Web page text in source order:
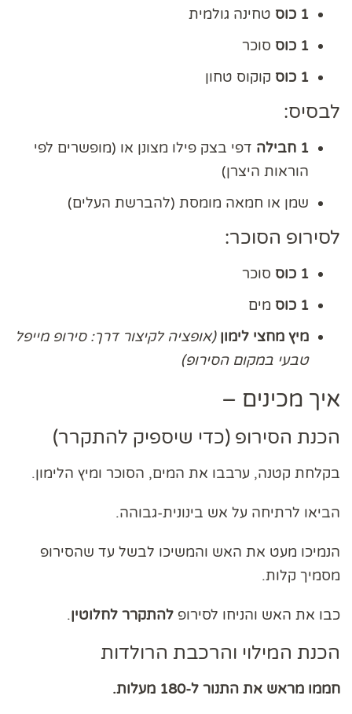
1 כוס
טחינה גולמית
1 כוס
סוכר
1 כוס
קוקוס טחון
לבסיס:
1 חבילה
דפי בצק פילו מצונן או (מופשרים לפי
הוראות היצרן)
שמן או חמאה מומסת (להברשת העלים)
לסירופ הסוכר:
1 כוס
סוכר
1 כוס
מים
מיץ מחצי לימון (אופציה לקיצור דרך: סירופ מייפל
טבעי במקום הסירופ)
איך מכינים –
הכנת הסירופ (כדי שיספיק להתקרר)
בקלחת קטנה, ערבבו את המים, הסוכר ומיץ הלימון.
הביאו לרתיחה על אש בינונית-גבוהה.
הנמיכו מעט את האש והמשיכו לבשל עד שהסירופ
מסמיך קלות.
כבו את האש והניחו לסירופ להתקרר לחלוטין.
הכנת המילוי והרכבת הרולדות
חממו מראש את התנור ל-180 מעלות.